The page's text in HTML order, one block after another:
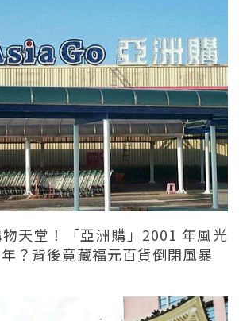
天堂！「亞洲購」2001 年風光
？背後竟藏福元百貨倒閉風暴